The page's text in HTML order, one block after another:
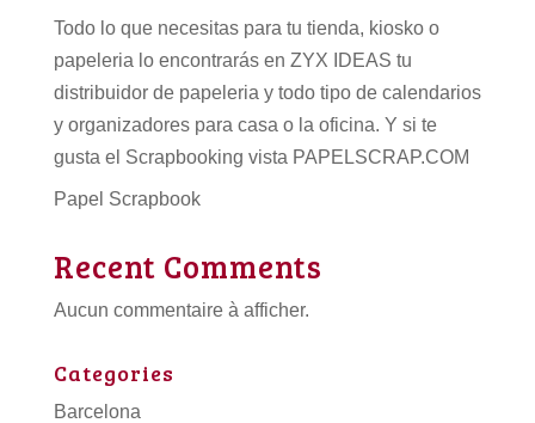
Todo lo que necesitas para tu tienda, kiosko o
papeleria lo encontrarás en ZYX IDEAS tu
distribuidor de papeleria y todo tipo de calendarios
y organizadores para casa o la oficina. Y si te
gusta el Scrapbooking vista PAPELSCRAP.COM
Papel Scrapbook
Recent Comments
Aucun commentaire à afficher.
Categories
Barcelona